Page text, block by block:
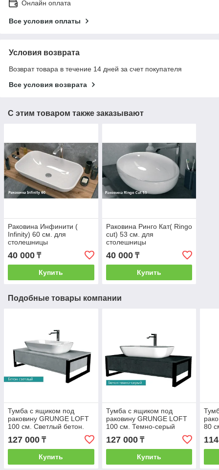
Онлайн оплата
Все условия оплаты
Условия возврата
Возврат товара в течение 14 дней за счет покупателя
Все условия возврата
С этим товаром также заказывают
Раковина Инфинити (
Infinity) 60 см. для
столешницы
40 000 ₸
Купить
Раковина Ринго Кат( Ringo
cut) 53 см. для
столешницы
40 000₸
Купить
Подобные товары компании
Тумба с ящиком под
раковину GRUNGE LOFT
100 см. Светлый бетон.
127 000 ₸
Купить
Тумба с ящиком под
раковину GRUNGE LOFT
100 см. Темно-серый
127 000₸
Купить
80